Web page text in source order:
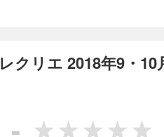
制作も必見。
日？」の一部は掲載しておりません。 目次 歳時記と楽しむ
１・２月 節分の
要介護度が違って
使わないおやつレ
レクリエ 2024年
レクリエ 2018年9・
-